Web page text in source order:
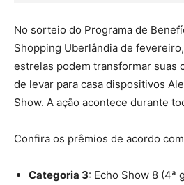
No sorteio do Programa de
Shopping Uberlândia de
estrelas podem transformar suas
de levar para casa dispositivos
Show. A ação acontece durante
Confira os prêmios de acordo
Categoria 3: Echo Show 8 (4ª